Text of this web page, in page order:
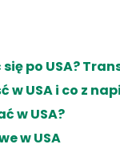
po USA?
w USA i co z
w USA?
w USA